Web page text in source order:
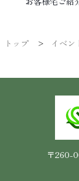
トップ イベン
〒260-